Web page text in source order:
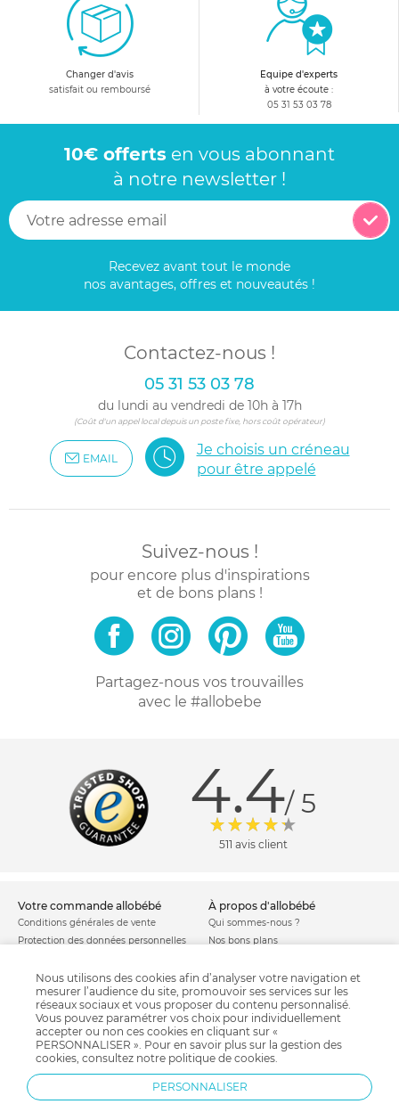
Changer d'avis
satisfait ou remboursé
Equipe d'experts
à votre écoute :
05 31 53 03 78
10€ offerts en vous abonnant
à notre newsletter !
Recevez avant tout le monde
nos avantages, offres et nouveautés !
Contactez-nous !
05 31 53 03 78
du lundi au vendredi de 10h à 17h
(Coût d'un appel local depuis un poste fixe, hors coût opérateur)
EMAIL
Je choisis un créneau
pour être appelé
Suivez-nous !
pour encore plus d'inspirations
et de bons plans !
Partagez-nous vos trouvailles
avec le #allobebe
4.4/ 5
511 avis client
votre commande allobébé
Conditions générales de vente
Protection des données personnelles
Politique de cookies
Modes de livraison
Moyens de paiement
Garantie stock & produit
Satisfait ou remboursé
à propos d'allobébé
Qui sommes-nous ?
Nos bons plans
Mentions légales
Comment se protéger du phishing ?
Soldes allobébé
allobébé vous recommande
Sites et partenaires
les plus d'allobébé
Liste de naissance
Nous utilisons des cookies afin d’analyser votre navigation et
mesurer l’audience du site, promouvoir ses services sur les
réseaux sociaux et vous proposer du contenu personnalisé.
Vous pouvez paramétrer vos choix pour individuellement
accepter ou non ces cookies en cliquant sur «
PERSONNALISER ». Pour en savoir plus sur la gestion des
cookies, consultez notre politique de cookies.
PERSONNALISER